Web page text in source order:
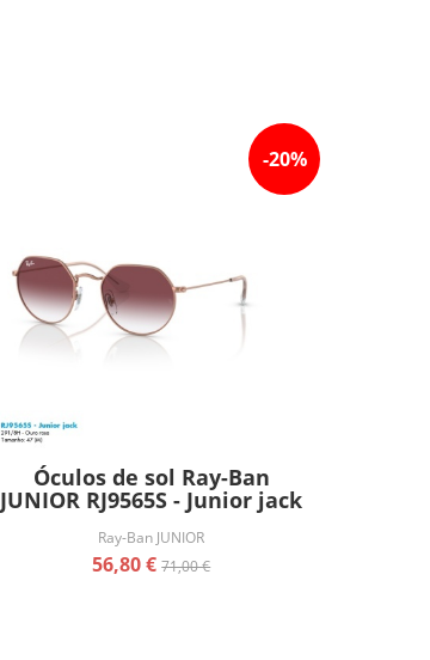
-20%
Óculos de sol Ray-Ban
JUNIOR RJ9565S - Junior jack
Ray-Ban JUNIOR
56,80 €71,00 €